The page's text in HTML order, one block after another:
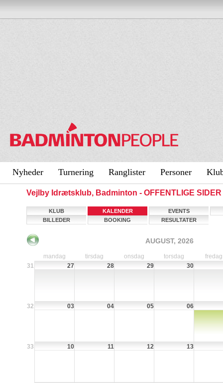
Nyheder Turnering Ranglister Personer
Vejlby Idrætsklub, Badminton - OFFENTLIGE SIDER
KLUB KALENDER
EVENTS
BILLEDER
BOOKING RESULTATER
AUGUST, 2026
mandag tirsdag onsdag torsdag
fredag
31
27 28 29 30
32 03 04 05 06
33 10 11 12 13